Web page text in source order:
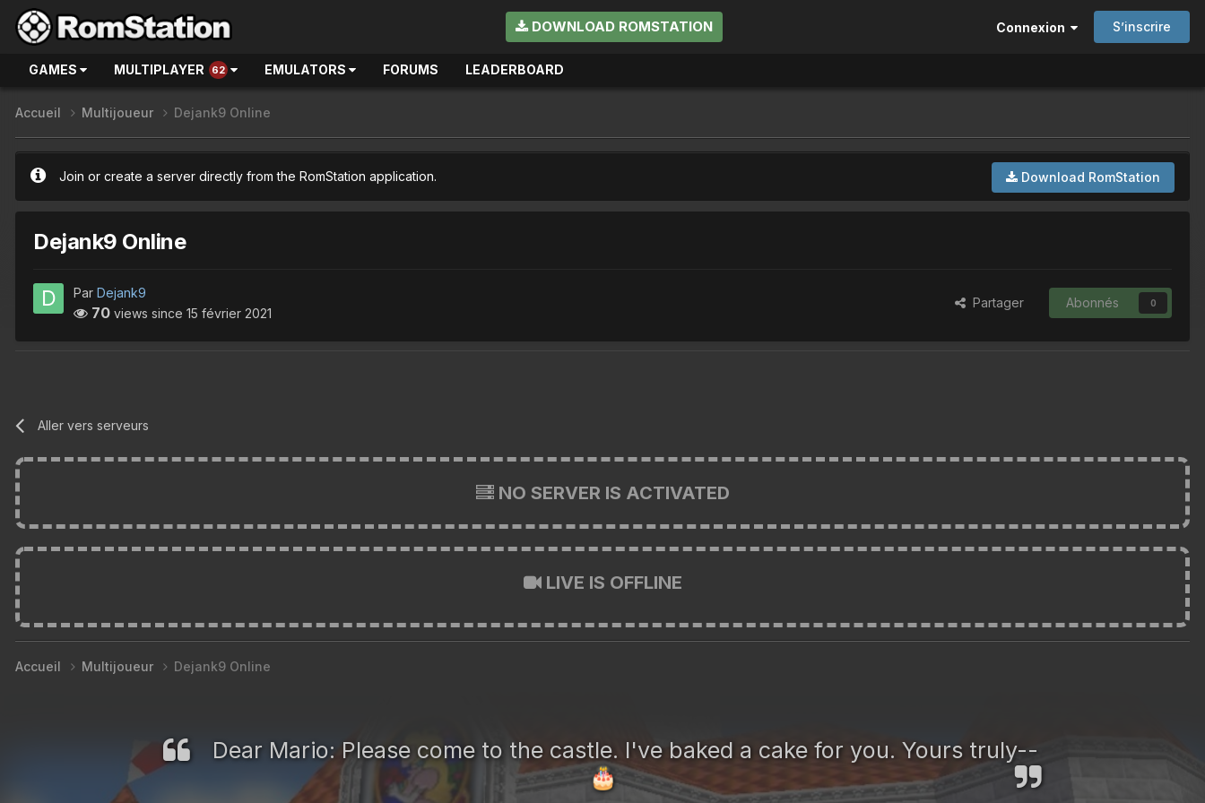
DOWNLOAD ROMSTATION Connexion S’inscrire
GAMES MULTIPLAYER 62 EMULATORS FORUMS LEADERBOARD
Accueil Multijoueur Dejank9 Online
Download RomStation
Join or create a server directly from the RomStation application.
Dejank9 Online
Par Dejank9
70 views since 15 février 2021
Partager Abonnés 0
Aller vers serveurs
NO SERVER IS ACTIVATED
LIVE IS OFFLINE
Accueil Multijoueur Dejank9 Online
Dear Mario: Please come to the castle. I've baked a cake for you. Yours truly--
🎂